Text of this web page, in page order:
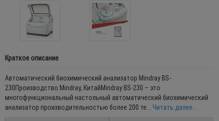
Краткое описание
Автоматический биохимический анализатор Mindray BS-
230Производство Mindray, КитайMindray BS-230 – это
многофункциональный настольный автоматический биохимический
анализатор производительностью более 200 те... Читать далее...